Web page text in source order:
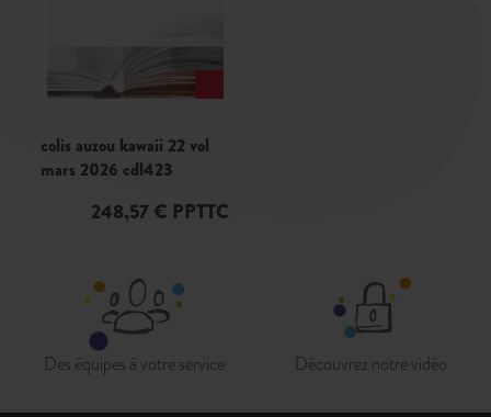
colis auzou kawaii 22 vol
mars 2026 cdl423
248,57 € PPTTC
Des équipes à votre service Découvrez notre vidéo